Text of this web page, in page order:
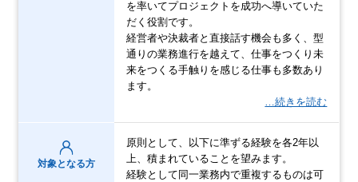
を率いてプロジェクトを成功へ導いていた
だく役割です。
経営者や決裁者と直接話す機会も多く、型
通りの業務進行を越えて、仕事をつくり未
来をつくる手触りを感じる仕事も多数あり
ます。
…続きを読む
対象となる方
原則として、以下に準ずる経験を各2年以
上、積まれていることを望みます。
経験として同一業務内で重複するものは可